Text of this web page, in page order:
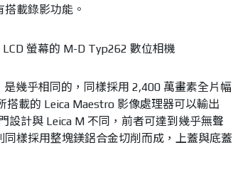
載錄影功能。
幾乎相同的，同樣採用 2,400 萬畫素全片幅
搭載的 Leica Maestro 影像處理器可以輸出
設計與 Leica M 不同，前者可達到幾乎無聲
樣採用整塊鎂鋁合金切削而成，上蓋與底蓋